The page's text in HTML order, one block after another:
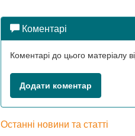
Коментарі
Коментарі до цього матеріалу
Додати коментар
Останні новини та статті